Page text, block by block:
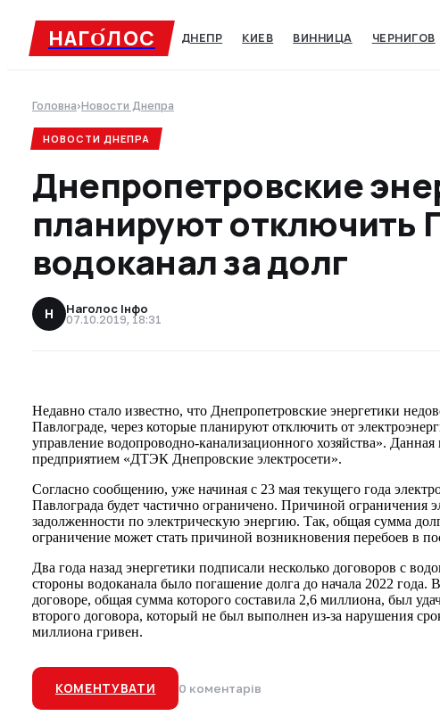
НАГО́ЛОC ДНЕПР КИЕВ ВИННИЦА ЧЕРНИГОВ
Головна›Новости Днепра
НОВОСТИ ДНЕПРА
Днепропетровские
планируют отключить
водоканал за долг
Н Наголос Інфо
07.10.2019, 18:31
Недавно стало известно, что Днепропетровские энергетики
Павлограде, через которые планируют отключить от
управление водопроводно-канализационного хозяйства».
предприятием «ДТЭК Днепровские электросети».
Согласно сообщению, уже начиная с 23 мая текущего года
Павлограда будет частично ограничено. Причиной ограничения
задолженности по электрическую энергию. Так, общая сумма
ограничение может стать причиной возникновения перебоев в
Два года назад энергетики подписали несколько договоров с
стороны водоканала было погашение долга до начала 2022
договоре, общая сумма которого составила 2,6 миллиона, был
второго договора, который не был выполнен из-за нарушения
миллиона гривен.
КОМЕНТУВАТИ 0 коментарів